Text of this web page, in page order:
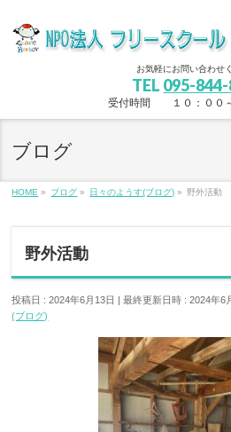
お気軽にお問い合わせ
TEL 095-
受付時間 １０：００～
ブログ
HOME » ブログ » 日々のようす(ブログ) » 野外活動
野外活動
投稿日 : 2024年6月13日 最終更新日時 : 2024年6
(ブログ)